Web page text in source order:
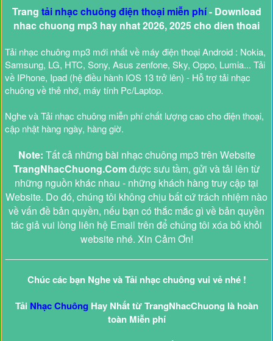
Trang tải nhạc chuông điện thoại miễn phí- Download
nhac chuong mp3 hay nhat 2026, 2025 cho dien thoai
Tải nhạc chuông mp3 mới nhất về máy điện thoại Android : Nokia,
Samsung, LG, HTC, Sony, Asus zenfone, Sky, Oppo, Lumia... Tải
về IPhone, Ipad (hệ điều hành IOS 13 trở lên) - Hỗ trợ tải nhạc
chuông về thẻ nhớ, máy tính Pc/Laptop.
Nghe và Tải nhạc chuông miễn phí chất lượng cao cho điện thoại,
cập nhật hàng ngày, hàng giờ.
Note: Tất cả những bài nhạc chuông mp3 trên Website
TrangNhacChuong.Comđược sưu tầm, gửi và tải lên từ
những nguồn khác nhau - những khách hàng truy cập tại
Website. Do đó, chúng tôi không chịu bất cứ trách nhiệm nào
về vấn đề bản quyền, nếu bạn có thắc mắc gì về bản quyền
tác giả vui lòng liên hệ Email trên để chúng tôi xóa bỏ khỏi
website nhé. Xin Cảm Ơn!
Chúc các bạn Nghe và Tải nhạc chuông vui vẻ nhé !
Tải Nhạc Chuông Hay Nhất từ TrangNhacChuong là hoàn
toàn Miễn phí